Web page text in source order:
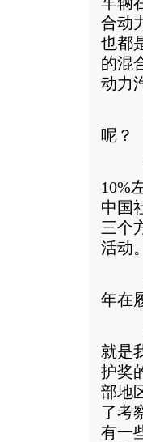
合动
也都
的混
动力
呢？
10%
中国
三个
活动
年在
就是
护奖
部地
了考
有一